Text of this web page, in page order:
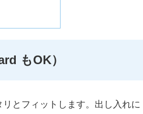
もOK）
とフィットします。出し入れに